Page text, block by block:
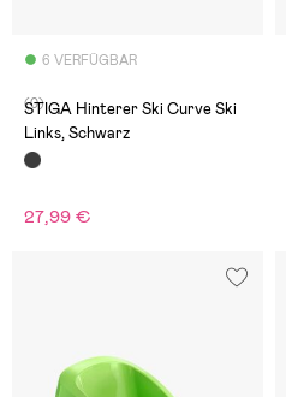
6 VERFÜGBAR
(0)
STIGA Hinterer Ski Curve Ski
Links, Schwarz
27,99 €